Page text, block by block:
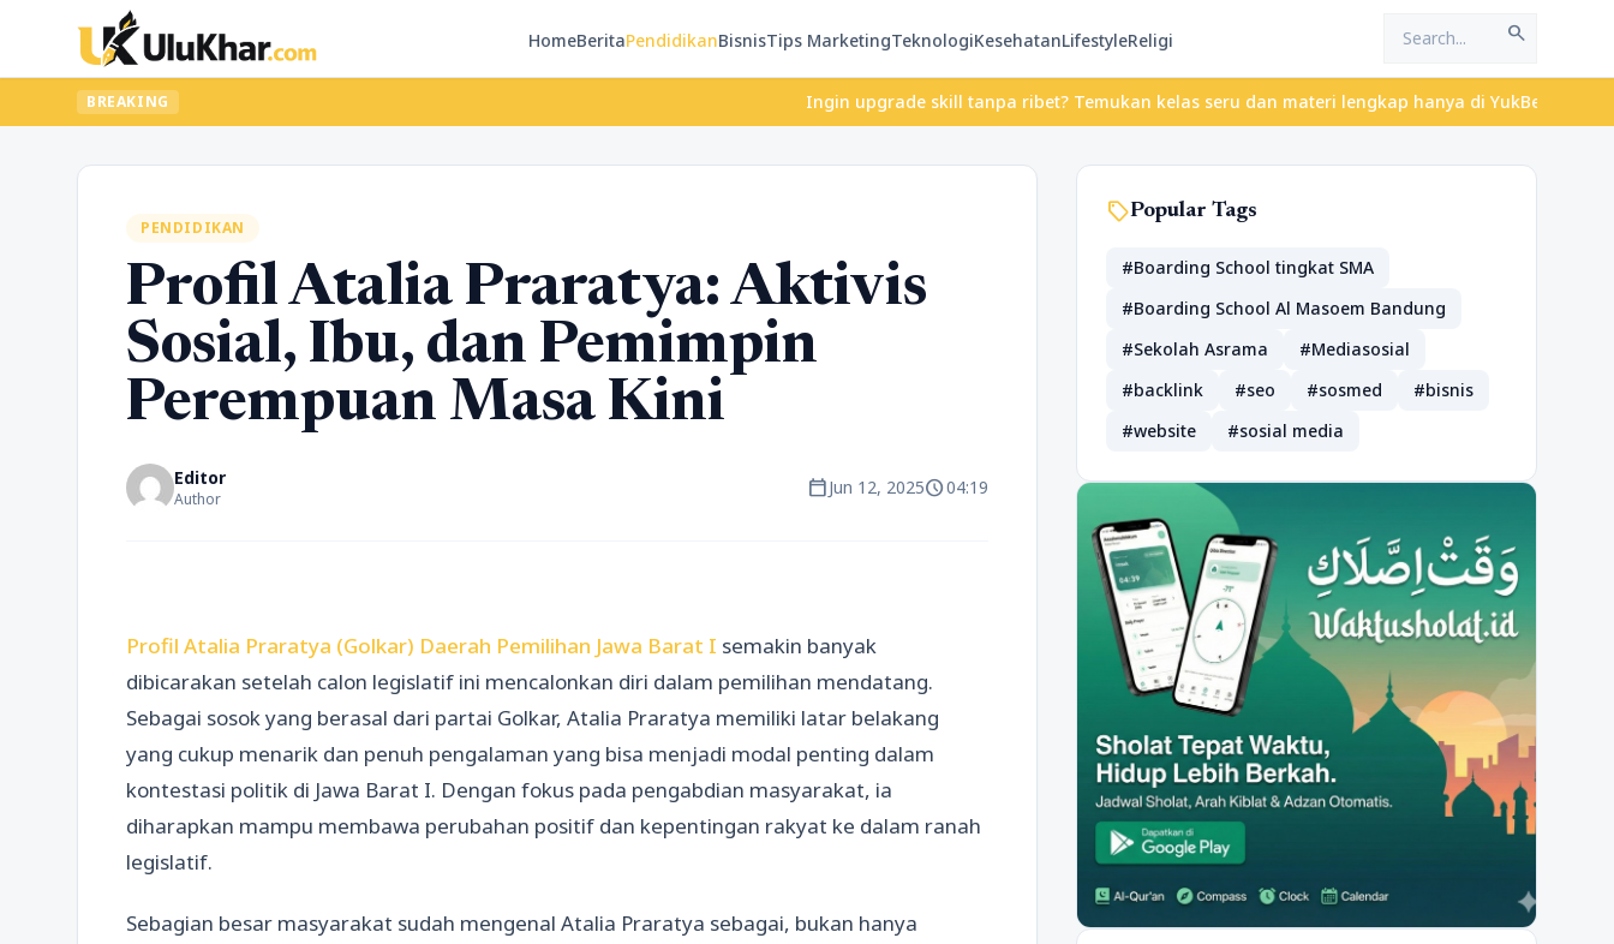
HomeBeritaPendidikanBisnisTips MarketingTeknologiKesehatanLifestyleReligi search
BREAKING Ingin upgrade skill tanpa ribet? Temukan kelas seru dan materi lengkap hanya di YukBelajar.com. Mulai
PENDIDIKAN
Profil Atalia Praratya: Aktivis
Sosial, Ibu, dan Pemimpin
Perempuan Masa Kini
Editor
Author calendar_todayJun 12, 2025schedule04:19
Profil Atalia Praratya (Golkar) Daerah Pemilihan Jawa Barat I semakin banyak
dibicarakan setelah calon legislatif ini mencalonkan diri dalam pemilihan mendatang.
Sebagai sosok yang berasal dari partai Golkar, Atalia Praratya memiliki latar belakang
yang cukup menarik dan penuh pengalaman yang bisa menjadi modal penting dalam
kontestasi politik di Jawa Barat I. Dengan fokus pada pengabdian masyarakat, ia
diharapkan mampu membawa perubahan positif dan kepentingan rakyat ke dalam ranah
legislatif.
Sebagian besar masyarakat sudah mengenal Atalia Praratya sebagai, bukan hanya
sellPopular Tags
#Boarding School tingkat SMA
#Boarding School Al Masoem Bandung
#Sekolah Asrama
#Mediasosial
#backlink
#seo #sosmed
#bisnis
#website
#sosial media